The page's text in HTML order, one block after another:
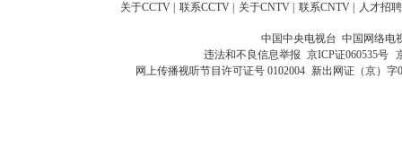
关于CCTV 联系CCTV 关于CNTV 联系CNTV 人才招聘
中国中央电视台 中国网络电
违法和不良信息举报 京ICP证060535号
网上传播视听节目许可证号 0102004 新出网证（京）